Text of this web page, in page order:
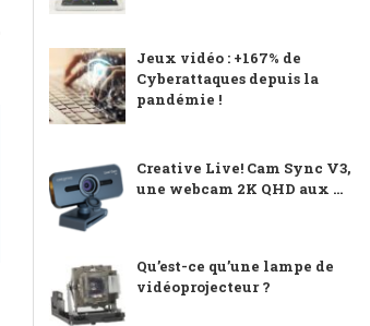
Jeux vidéo : +167% de
Cyberattaques depuis la
pandémie !
Creative Live! Cam Sync V3,
une webcam 2K QHD aux ...
Qu’est-ce qu’une lampe de
vidéoprojecteur ?